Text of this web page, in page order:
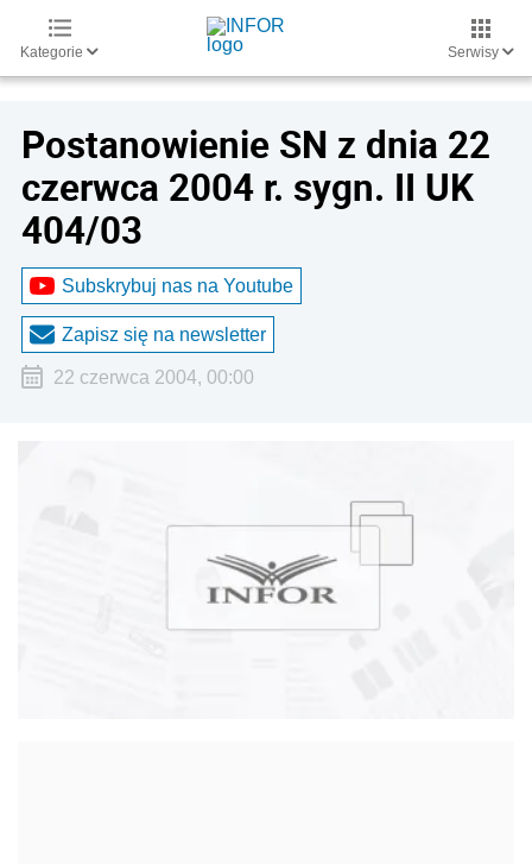
Kategorie Serwisy
Postanowienie SN z dnia 22
czerwca 2004 r. sygn. II UK
404/03
Subskrybuj nas na Youtube
Zapisz się na newsletter
22 czerwca 2004, 00:00